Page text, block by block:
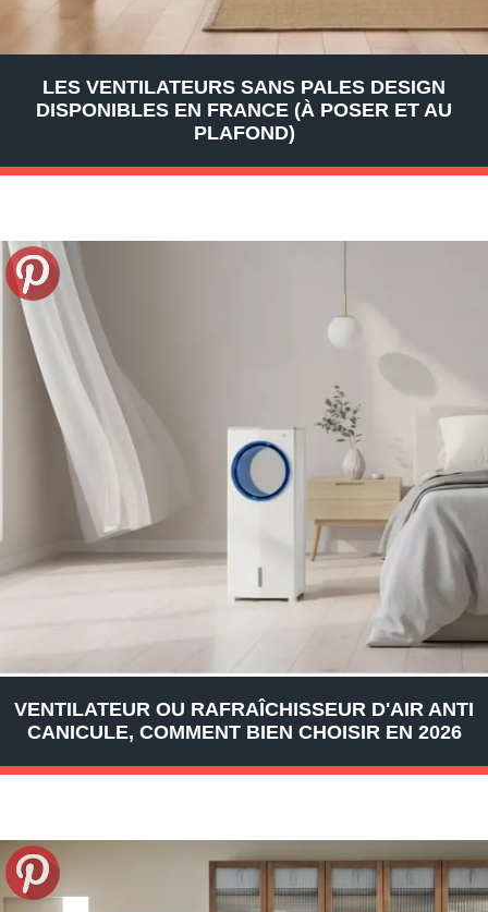
LES VENTILATEURS SANS PALES DESIGN
DISPONIBLES EN FRANCE (À POSER ET AU
PLAFOND)
VENTILATEUR OU RAFRAÎCHISSEUR D'AIR ANTI
CANICULE, COMMENT BIEN CHOISIR EN 2026